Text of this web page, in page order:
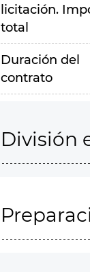
licitación.
total
Duración del
contrato
División